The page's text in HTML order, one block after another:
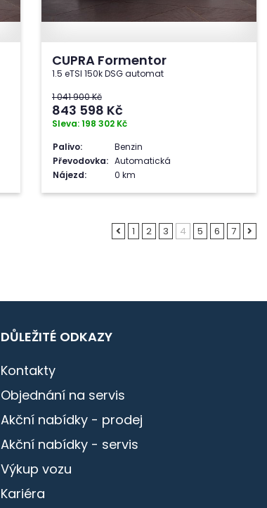
CUPRA Formentor
1.5 eTSI 150k DSG automat
1 041 900 Kč
843 598 Kč
Sleva: 198 302 Kč
Palivo:
Benzin
Převodovka: Automatická
Nájezd:
0 km
1 2 3 4 5 6 7
DŮLEŽITÉ ODKAZY
Kontakty
Objednání na servis
Akční nabídky - prodej
Akční nabídky - servis
Výkup vozu
Kariéra